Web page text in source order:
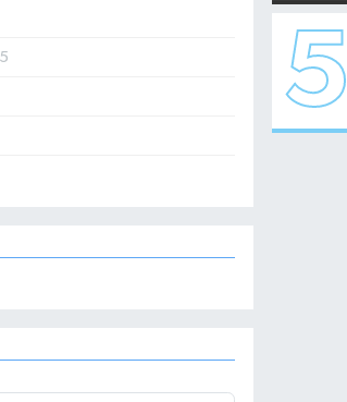
5